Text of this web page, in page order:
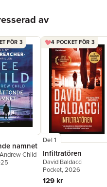
av
FÖR 3
namnet
Andrew Child
4 POCKET FÖR 3
Del 1
Infiltratören
David Baldacci
Pocket, 2026
129 kr